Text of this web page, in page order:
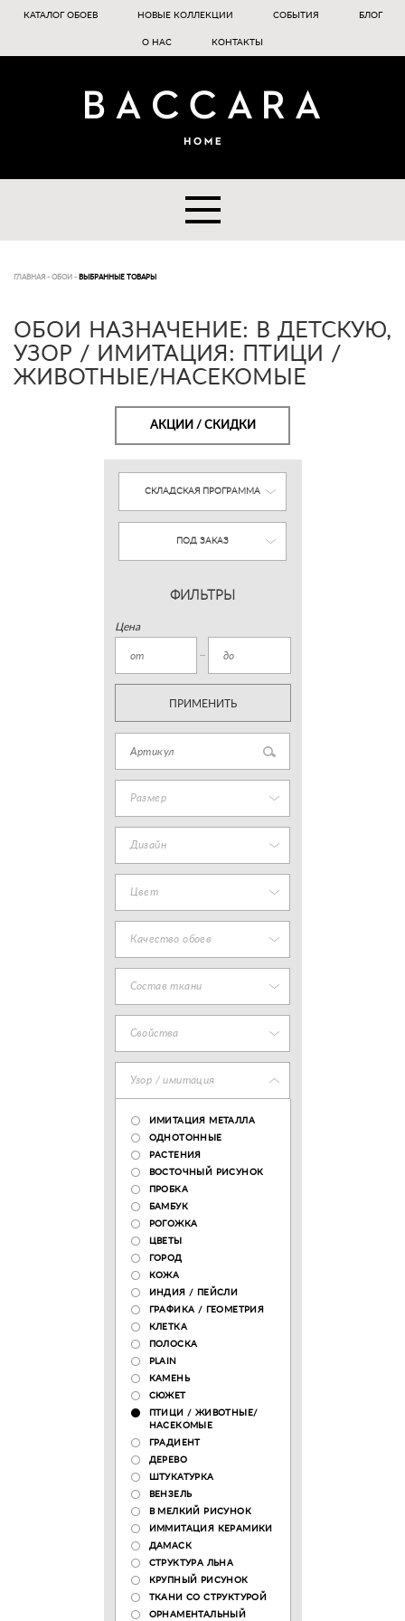
КАТАЛОГ ОБОЕВ НОВЫЕ КОЛЛЕКЦИИ СОБЫТИЯ БЛОГ
О НАС КОНТАКТЫ
ГЛАВНАЯ - ОБОИ - ВЫБРАННЫЕ ТОВАРЫ
ОБОИ НАЗНАЧЕНИЕ: В ДЕТСКУЮ,
УЗОР / ИМИТАЦИЯ: ПТИЦИ /
ЖИВОТНЫЕ/НАСЕКОМЫЕ
АКЦИИ / СКИДКИ
СКЛАДСКАЯ ПРОГРАММА
ПОД ЗАКАЗ
ФИЛЬТРЫ
Цена
ПРИМЕНИТЬ
Размер
Дизайн
Цвет
Качество обоев
Состав ткани
Свойства
Узор / имитация
ИМИТАЦИЯ МЕТАЛЛА
ОДНОТОННЫЕ
РАСТЕНИЯ
ВОСТОЧНЫЙ РИСУНОК
ПРОБКА
БАМБУК
РОГОЖКА
ЦВЕТЫ
ГОРОД
КОЖА
ИНДИЯ / ПЕЙСЛИ
ГРАФИКА / ГЕОМЕТРИЯ
КЛЕТКА
ПОЛОСКА
PLAIN
КАМЕНЬ
СЮЖЕТ
ПТИЦИ / ЖИВОТНЫЕ/
НАСЕКОМЫЕ
ГРАДИЕНТ
ДЕРЕВО
ШТУКАТУРКА
ВЕНЗЕЛЬ
В МЕЛКИЙ РИСУНОК
ИММИТАЦИЯ КЕРАМИКИ
ДАМАСК
СТРУКТУРА ЛЬНА
КРУПНЫЙ РИСУНОК
ТКАНИ СО СТРУКТУРОЙ
ОРНАМЕНТАЛЬНЫЙ